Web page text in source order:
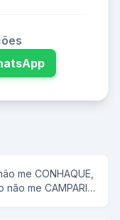
me CONHAQUE,
me CAMPARI